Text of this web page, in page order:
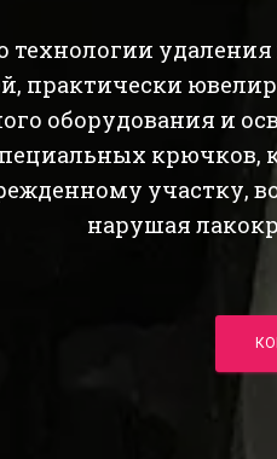
технологии
практически
оборудования и
крючков,
участку,
нарушая